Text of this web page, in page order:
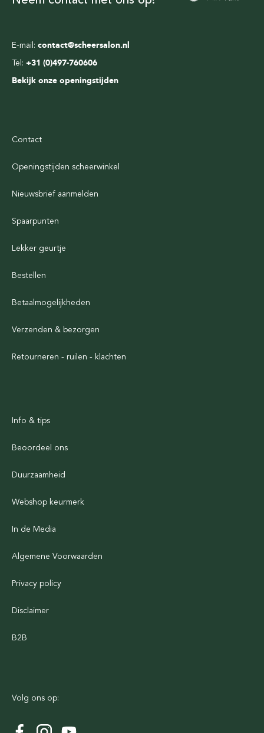
E-mail: contact@scheersalon.nl
Tel: +31 (0)497-760606
Bekijk onze openingstijden
Contact
Openingstijden scheerwinkel
Nieuwsbrief aanmelden
Spaarpunten
Lekker geurtje
Bestellen
Betaalmogelijkheden
Verzenden & bezorgen
Retourneren - ruilen - klachten
Info & tips
Beoordeel ons
Duurzaamheid
Webshop keurmerk
In de Media
Algemene Voorwaarden
Privacy policy
Disclaimer
B2B
Volg ons op: